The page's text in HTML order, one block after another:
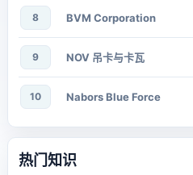
8 BVM Corporation
9 NOV 吊卡与卡瓦
10 Nabors Blue Force
热门知识